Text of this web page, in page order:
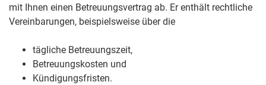
mit Ihnen einen Betreuungsvertrag ab. Er enthält rechtliche
Vereinbarungen, beispielsweise über die
tägliche Betreuungszeit,
Betreuungskosten und
Kündigungsfristen.